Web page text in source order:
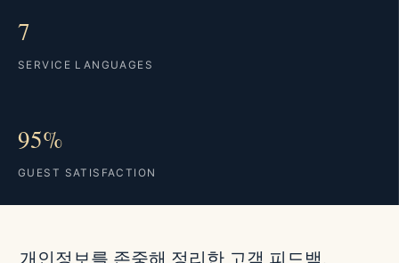
7
SERVICE LANGUAGES
95%
GUEST SATISFACTION
개인정보를 존중해 정리한 고객 피드백.